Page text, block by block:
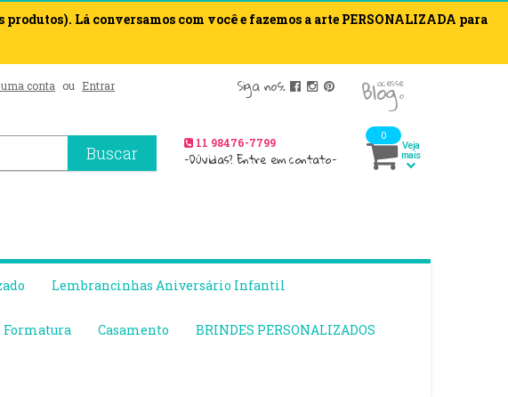
Lá conversamos com você e fazemos a arte PERSONALIZADA para
conta ou Entrar Siga nos: acesse
o
blog
Buscar 11 98476-7799
-Dúvidas? Entre em contato-
0
Veja
mais
Lembrancinhas Aniversário Infantil
Formatura Casamento BRINDES PERSONALIZADOS